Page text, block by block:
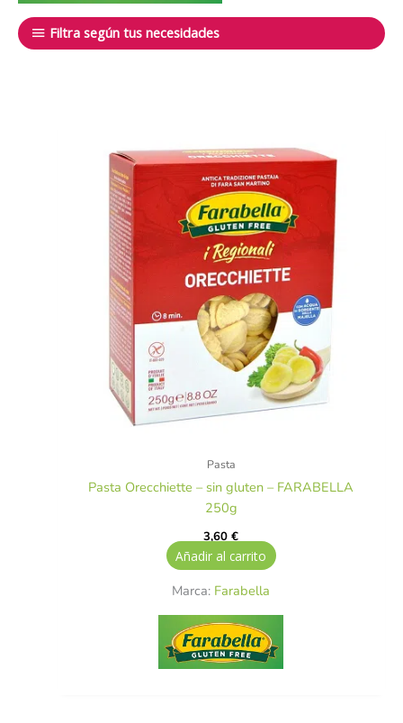
Filtra según tus necesidades
Pasta
Pasta Orecchiette – sin gluten – FARABELLA
250g
3,60€
Añadir al carrito
Marca: Farabella